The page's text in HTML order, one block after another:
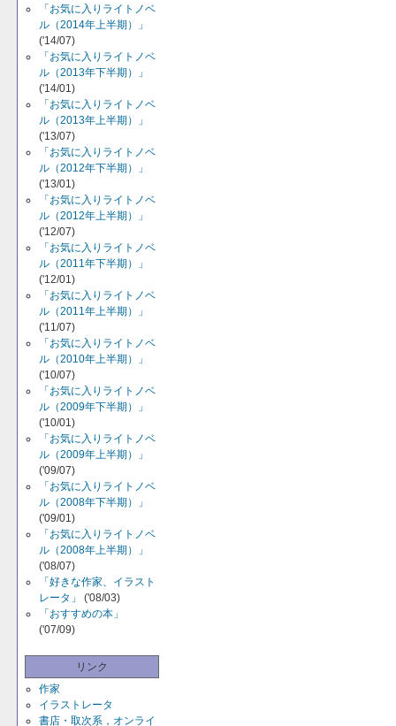
「お気に入りライトノベ
ル（2014年上半期）」
('14/07)
「お気に入りライトノベ
ル（2013年下半期）」
('14/01)
「お気に入りライトノベ
ル（2013年上半期）」
('13/07)
「お気に入りライトノベ
ル（2012年下半期）」
('13/01)
「お気に入りライトノベ
ル（2012年上半期）」
('12/07)
「お気に入りライトノベ
ル（2011年下半期）」
('12/01)
「お気に入りライトノベ
ル（2011年上半期）」
('11/07)
「お気に入りライトノベ
ル（2010年上半期）」
('10/07)
「お気に入りライトノベ
ル（2009年下半期）」
('10/01)
「お気に入りライトノベ
ル（2009年上半期）」
('09/07)
「お気に入りライトノベ
ル（2008年下半期）」
('09/01)
「お気に入りライトノベ
ル（2008年上半期）」
('08/07)
「好きな作家、イラスト
レータ」
('08/03)
「おすすめの本」
('07/09)
リンク
作家
イラストレータ
書店・取次系，オンライ